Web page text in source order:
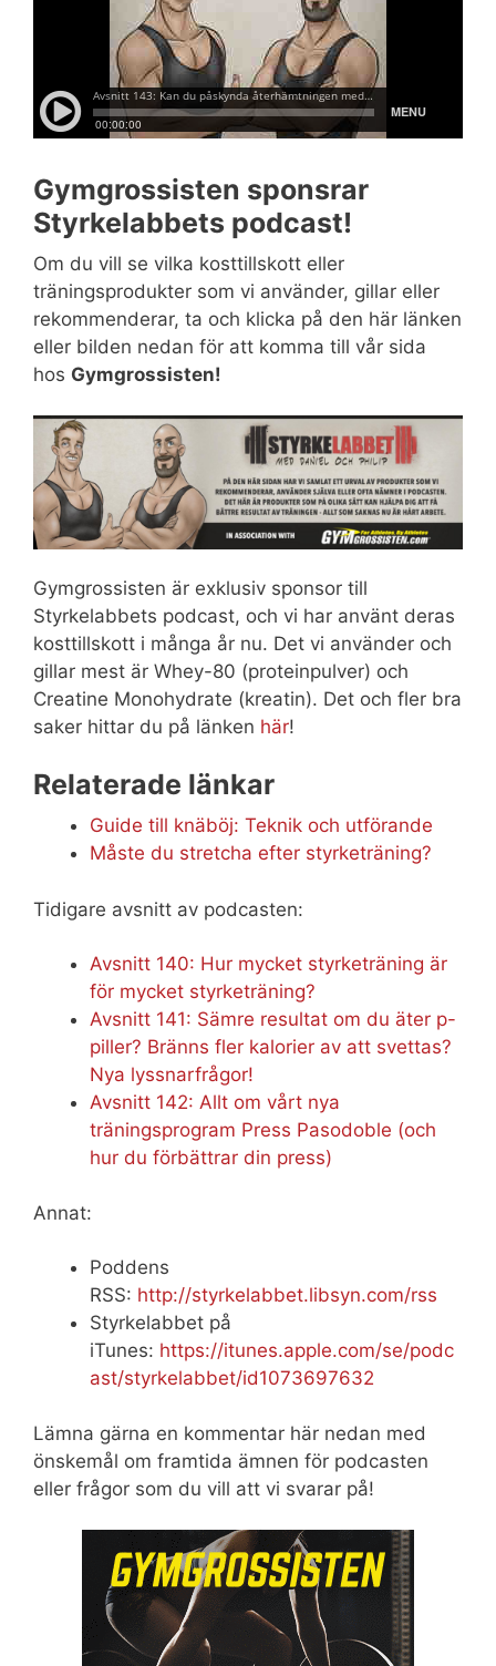
Gymgrossisten sponsrar
Styrkelabbets podcast!
Om du vill se vilka kosttillskott eller
träningsprodukter som vi använder, gillar eller
rekommenderar, ta och klicka på den här länken
eller bilden nedan för att komma till vår sida
hos Gymgrossisten!
Gymgrossisten är exklusiv sponsor till
Styrkelabbets podcast, och vi har använt deras
kosttillskott i många år nu. Det vi använder och
gillar mest är Whey-80 (proteinpulver) och
Creatine Monohydrate (kreatin). Det och fler bra
saker hittar du på länken här!
Relaterade länkar
Guide till knäböj: Teknik och utförande
Måste du stretcha efter styrketräning?
Tidigare avsnitt av podcasten:
Avsnitt 140: Hur mycket styrketräning är
för mycket styrketräning?
Avsnitt 141: Sämre resultat om du äter p-
piller? Bränns fler kalorier av att svettas?
Nya lyssnarfrågor!
Avsnitt 142: Allt om vårt nya
träningsprogram Press Pasodoble (och
hur du förbättrar din press)
Annat:
Poddens
RSS: http://styrkelabbet.libsyn.com/rss
Styrkelabbet på
iTunes: https://itunes.apple.com/se/podc
ast/styrkelabbet/id1073697632
Lämna gärna en kommentar här nedan med
önskemål om framtida ämnen för podcasten
eller frågor som du vill att vi svarar på!